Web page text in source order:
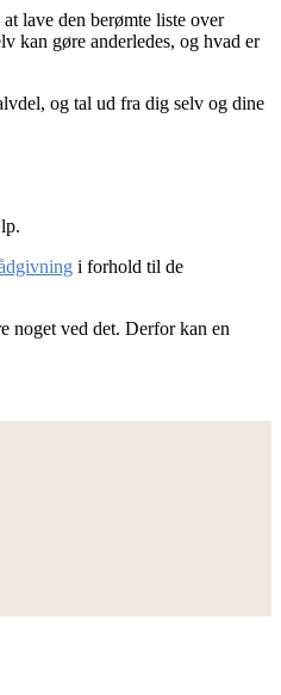
lave den berømte liste over
kan gøre anderledes, og hvad er
og tal ud fra dig selv og dine
i forhold til de
noget ved det. Derfor kan en